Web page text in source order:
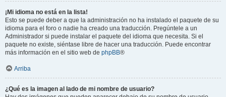
¡Mi idioma no está en la lista!
Esto se puede deber a que la administración no ha instalado el paquete de su
idioma para el foro o nadie ha creado una traducción. Pregúntele a un
Administrador si puede instalar el paquete del idioma que necesita. Si el
paquete no existe, siéntase libre de hacer una traducción. Puede encontrar
más información en el sitio web de phpBB®
Arriba
¿Qué es la imagen al lado de mi nombre de usuario?